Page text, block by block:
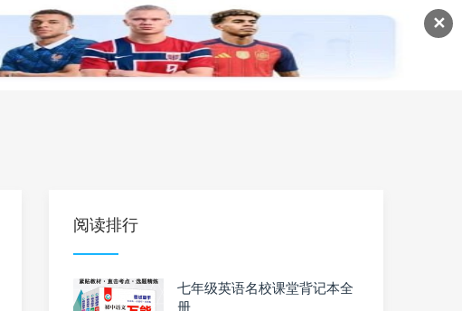
✕
高中英语 英语课程 英语资料
阅读排行
七年级英语名校课堂背记本全
册